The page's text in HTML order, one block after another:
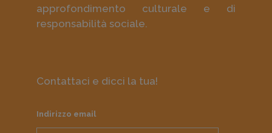
approfondimento culturale e di
responsabilità sociale.
Contattaci e dicci la tua!
Indirizzo email